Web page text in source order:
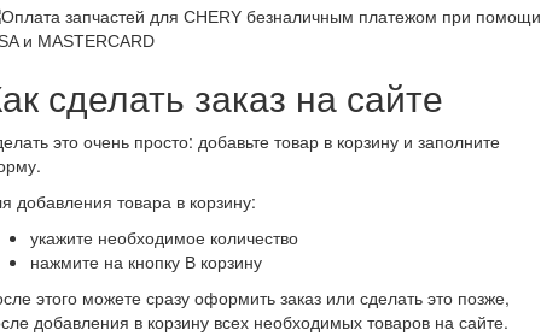
сделать заказ на сайте
это очень просто: добавьте товар в корзину и заполните
добавления товара в корзину:
укажите необходимое количество
нажмите на кнопку В корзину
этого можете сразу оформить заказ или сделать это позже,
добавления в корзину всех необходимых товаров на сайте.